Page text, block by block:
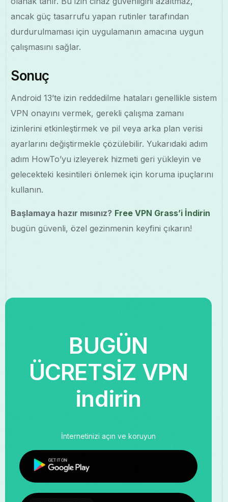
ancak güç tasarrufu yapan rutinler tarafından
durdurulmaması için uygulamanın amacına uygun
çalışmasını sağlar.
Sonuç
Android 13’te izin reddedilme hataları genellikle sistem
VPN onayını vermek, gerekli çalışma zamanı
izinlerini etkinleştirmek ve pil veya arka plan verisi
ayarlarını değiştirmekle çözülebilir. Yukarıdaki adım
adım HowTo’yu izleyerek hizmeti geri yükleyin ve
gelecekteki kesintileri önlemek için koruma ipuçlarını
kullanın.
Başlamaya hazır mısınız? Free VPN Grass’i İndirin
bugün güvenli, özel gezinmenin keyfini çıkarın!
BUGÜN
ÜCRETSİZ VPN
indirin
İnternetinizi açın ve koruyun